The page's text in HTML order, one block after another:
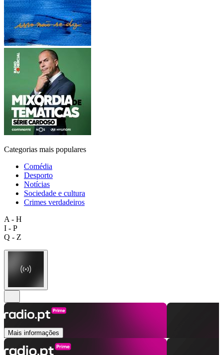
Categorias mais populares
Comédia
Desporto
Notícias
Sociedade e cultura
Crimes verdadeiros
A - H
I - P
Q - Z
Mais informações